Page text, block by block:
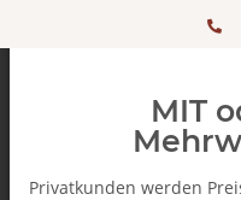
+ 49
MIT
Privatkunden werden